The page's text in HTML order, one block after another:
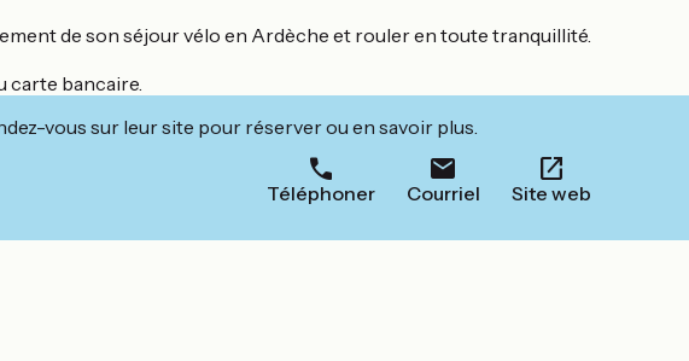
de son séjour vélo en Ardèche et rouler en toute tranquillité.
carte bancaire.
vous sur leur site pour réserver ou en savoir plus.
Téléphoner Courriel Site web